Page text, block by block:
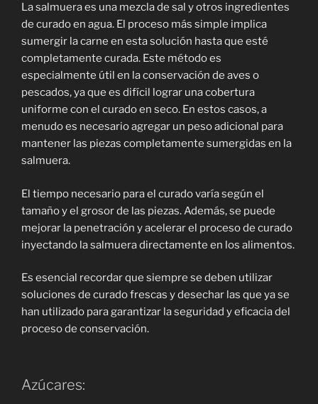
La salmuera es una mezcla de sal y otros ingredientes
de curado en agua. El proceso más simple implica
sumergir la carne en esta solución hasta que esté
completamente curada. Este método es
especialmente útil en la conservación de aves o
pescados, ya que es difícil lograr una cobertura
uniforme con el curado en seco. En estos casos, a
menudo es necesario agregar un peso adicional para
mantener las piezas completamente sumergidas en la
salmuera.
El tiempo necesario para el curado varía según el
tamaño y el grosor de las piezas. Además, se puede
mejorar la penetración y acelerar el proceso de curado
inyectando la salmuera directamente en los alimentos.
Es esencial recordar que siempre se deben utilizar
soluciones de curado frescas y desechar las que ya se
han utilizado para garantizar la seguridad y eficacia del
proceso de conservación.
Azúcares: